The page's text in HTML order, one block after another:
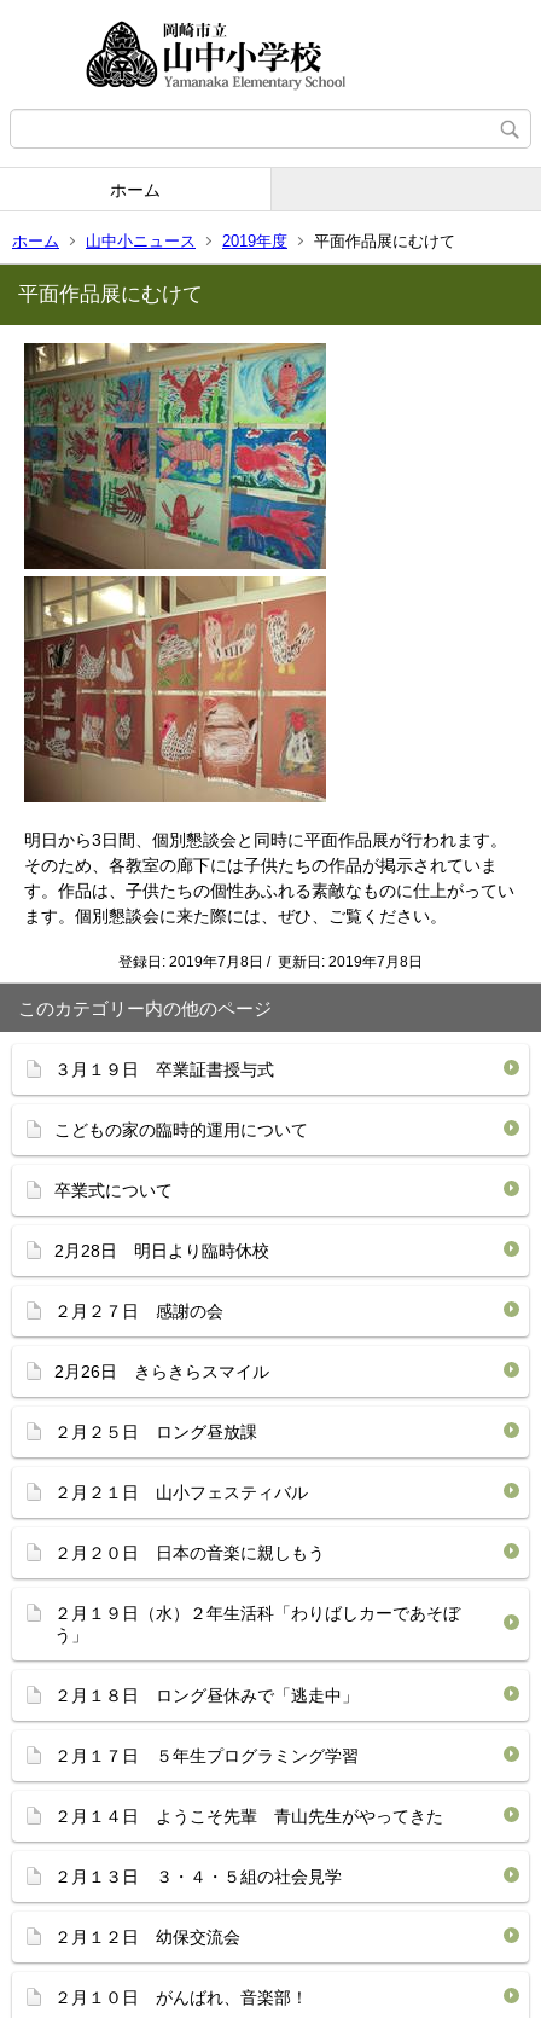
ホーム
ホーム 山中小ニュース 2019年度 平面作品展にむけて
平面作品展にむけて
明日から3日間、個別懇談会と同時に平面作品展が行われます。
そのため、各教室の廊下には子供たちの作品が掲示されていま
す。作品は、子供たちの個性あふれる素敵なものに仕上がってい
ます。個別懇談会に来た際には、ぜひ、ご覧ください。
登録日: 2019年7月8日 / 更新日: 2019年7月8日
このカテゴリー内の他のページ
３月１９日 卒業証書授与式
こどもの家の臨時的運用について
卒業式について
2月28日 明日より臨時休校
２月２７日 感謝の会
2月26日 きらきらスマイル
２月２５日 ロング昼放課
２月２１日 山小フェスティバル
２月２０日 日本の音楽に親しもう
２月１９日（水）２年生活科「わりばしカーであそぼ
う」
２月１８日 ロング昼休みで「逃走中」
２月１７日 ５年生プログラミング学習
２月１４日 ようこそ先輩 青山先生がやってきた
２月１３日 ３・４・５組の社会見学
２月１２日 幼保交流会
２月１０日 がんばれ、音楽部！